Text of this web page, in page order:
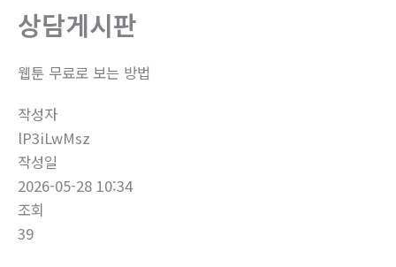
상담게시판
웹툰 무료로 보는 방법
작성자
lP3iLwMsz
작성일
2026-05-28 10:34
조회
39